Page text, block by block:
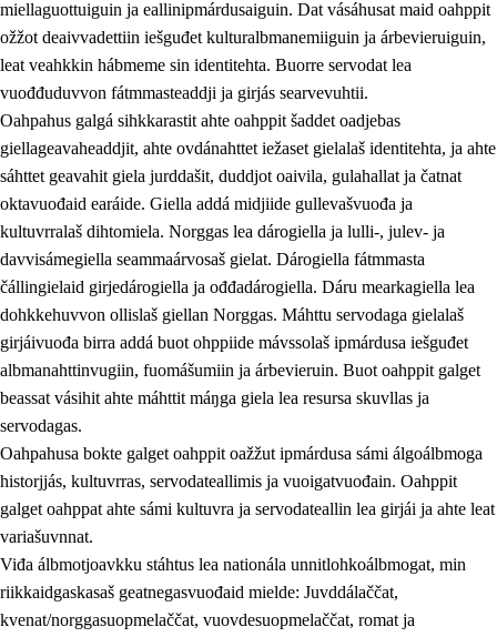
miellaguottuiguin ja eallinipmárdusaiguin. Dat vásáhusat maid oahppit
ožžot deaivvadettiin iešguđet kulturalbmanemiiguin ja árbevieruiguin,
leat veahkkin hábmeme sin identitehta. Buorre servodat lea
vuođđuduvvon fátmmasteaddji ja girjás searvevuhtii.
Oahpahus galgá sihkkarastit ahte oahppit šaddet oadjebas
giellageavaheaddjit, ahte ovdánahttet iežaset gielalaš identitehta, ja ahte
sáhttet geavahit giela jurddašit, duddjot oaivila, gulahallat ja čatnat
oktavuođaid earáide. Giella addá midjiide gullevašvuođa ja
kultuvrralaš dihtomiela. Norggas lea dárogiella ja lulli-, julev- ja
davvisámegiella seammaárvosaš gielat. Dárogiella fátmmasta
čállingielaid girjedárogiella ja ođđadárogiella. Dáru mearkagiella lea
dohkkehuvvon ollislaš giellan Norggas. Máhttu servodaga gielalaš
girjáivuođa birra addá buot ohppiide mávssolaš ipmárdusa iešguđet
albmanahttinvugiin, fuomášumiin ja árbevieruin. Buot oahppit galget
beassat vásihit ahte máhttit máŋga giela lea resursa skuvllas ja
servodagas.
Oahpahusa bokte galget oahppit oažžut ipmárdusa sámi álgoálbmoga
historjjás, kultuvrras, servodateallimis ja vuoigatvuođain. Oahppit
galget oahppat ahte sámi kultuvra ja servodateallin lea girjái ja ahte leat
variašuvnnat.
Viđa álbmotjoavkku stáhtus lea nationála unnitlohkoálbmogat, min
riikkaidgaskasaš geatnegasvuođaid mielde: Juvddálaččat,
kvenat/norggasuopmelaččat, vuovdesuopmelaččat, romat ja